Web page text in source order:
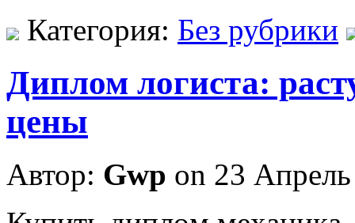
Категория: Без рубрики
Диплом логиста:
цены
Автор: Gwp on 23